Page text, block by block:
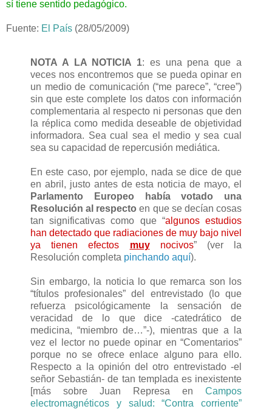
sí tiene sentido pedagógico.
Fuente: El País (28/05/2009)
NOTA A LA NOTICIA 1: es una pena que a
veces nos encontremos que se pueda opinar en
un medio de comunicación (“me parece”, “cree”)
sin que este complete los datos con información
complementaria al respecto ni personas que den
la réplica como medida deseable de objetividad
informadora. Sea cual sea el medio y sea cual
sea su capacidad de repercusión mediática.
En este caso, por ejemplo, nada se dice de que
en abril, justo antes de esta noticia de mayo, el
Parlamento Europeo había votado una
Resolución al respecto en que se decían cosas
tan significativas como que “algunos estudios
han detectado que radiaciones de muy bajo nivel
ya tienen efectos muynocivos” (ver la
Resolución completa pinchando aquí).
Sin embargo, la noticia lo que remarca son los
“títulos profesionales” del entrevistado (lo que
refuerza psicológicamente la sensación de
veracidad de lo que dice -catedrático de
medicina, “miembro de…”-), mientras que a la
vez el lector no puede opinar en “Comentarios”
porque no se ofrece enlace alguno para ello.
Respecto a la opinión del otro entrevistado -el
señor Sebastián- de tan templada es inexistente
[más sobre Juan Represa en Campos
electromagnéticos y salud: “Contra corriente”